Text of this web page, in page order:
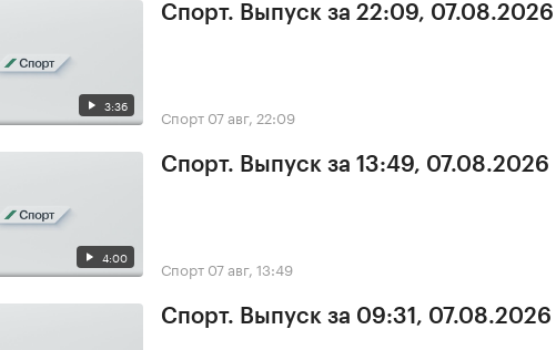
3:36
Спорт. Выпуск за 22:09, 07.08.2026
Спорт 07 авг, 22:09
4:00
Спорт. Выпуск за 13:49, 07.08.2026
Спорт 07 авг, 13:49
Спорт. Выпуск за 09:31, 07.08.2026